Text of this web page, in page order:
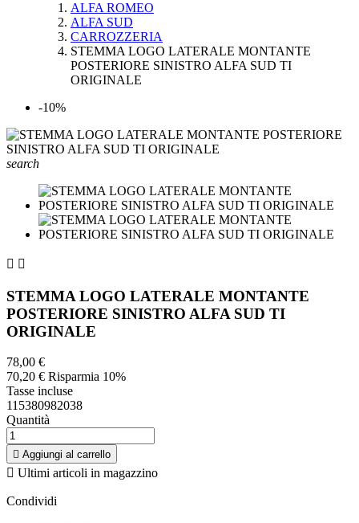
ALFA ROMEO
ALFA SUD
CARROZZERIA
STEMMA LOGO LATERALE MONTANTE
POSTERIORE SINISTRO ALFA SUD TI
ORIGINALE
-10%
search
 
STEMMA LOGO LATERALE MONTANTE
POSTERIORE SINISTRO ALFA SUD TI
ORIGINALE
78,00 €
70,20 € Risparmia 10%
Tasse incluse
115380982038
Quantità
 Aggiungi al carrello
 Ultimi articoli in magazzino
Condividi